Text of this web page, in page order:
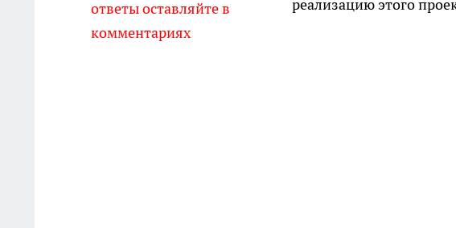
ответы оставляйте в
комментариях
реализацию этого